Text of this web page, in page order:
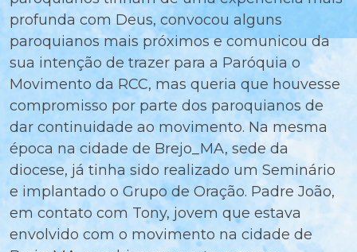
profunda com Deus, convocou alguns
paroquianos mais próximos e comunicou da
sua intenção de trazer para a Paróquia o
Movimento da RCC, mas queria que houvesse
compromisso por parte dos paroquianos de
dar continuidade ao movimento. Na mesma
época na cidade de Brejo_MA, sede da
diocese, já tinha sido realizado um Seminário
e implantado o Grupo de Oração. Padre João,
em contato com Tony, jovem que estava
envolvido com o movimento na cidade de